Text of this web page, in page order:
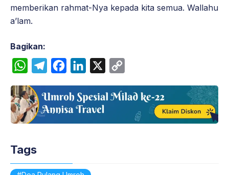
memberikan rahmat-Nya kepada kita semua. Wallahu
a’lam.
Bagikan:
W
a
t
s
p
p
l
e
g
m
c
e
b
k
n
k
e
n
p
L
Tags